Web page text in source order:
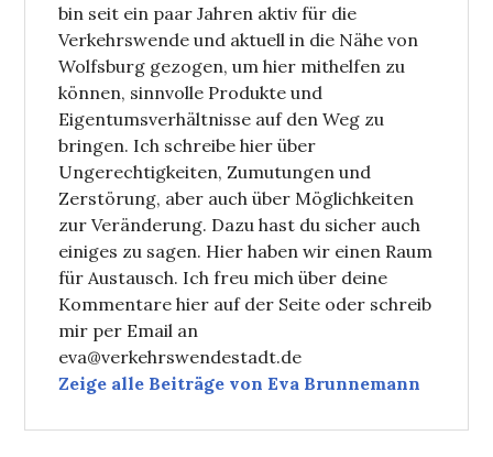
bin seit ein paar Jahren aktiv für die
Verkehrswende und aktuell in die Nähe von
Wolfsburg gezogen, um hier mithelfen zu
können, sinnvolle Produkte und
Eigentumsverhältnisse auf den Weg zu
bringen. Ich schreibe hier über
Ungerechtigkeiten, Zumutungen und
Zerstörung, aber auch über Möglichkeiten
zur Veränderung. Dazu hast du sicher auch
einiges zu sagen. Hier haben wir einen Raum
für Austausch. Ich freu mich über deine
Kommentare hier auf der Seite oder schreib
mir per Email an
eva@verkehrswendestadt.de
Zeige alle Beiträge von Eva Brunnemann